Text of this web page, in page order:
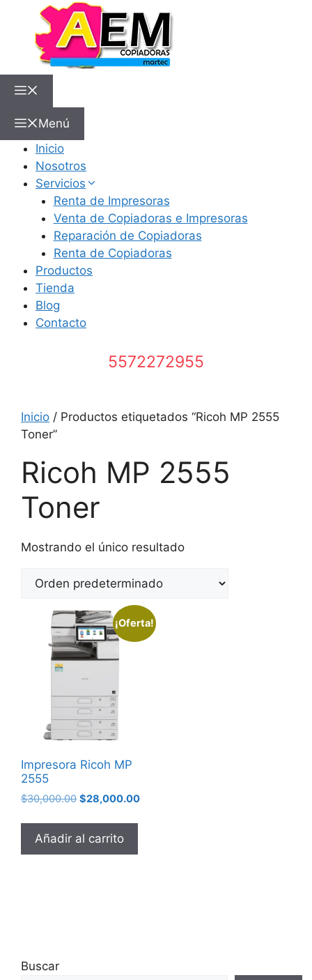
Menú
Inicio
Nosotros
Servicios
Renta de Impresoras
Venta de Copiadoras e Impresoras
Reparación de Copiadoras
Renta de Copiadoras
Productos
Tienda
Blog
Contacto
5572272955
Inicio / Productos etiquetados “Ricoh MP 2555
Toner”
Ricoh MP 2555
Toner
Mostrando el único resultado
¡Oferta!
Impresora Ricoh MP
2555
$30,000.00 $28,000.00
Añadir al carrito
Buscar